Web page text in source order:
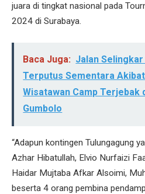
juara di tingkat nasional pada
2024 di Surabaya.
Baca Juga: Jalan
Terputus Sementara
Wisatawan Camp Terjebak
Gumbolo
“Adapun kontingen Tulungagung
Azhar Hibatullah, Elvio Nurfaizi
Haidar Mujtaba Afkar Alsoimi,
beserta 4 orang pembina